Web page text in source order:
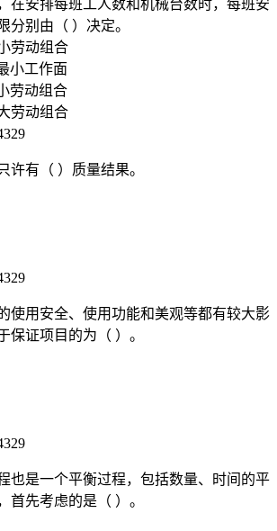
在安排每班工人数和机械台数时，每班安
分别由（ ）决定。
劳动组合
小工作面
劳动组合
劳动组合
许有（ ）质量结果。
使用安全、使用功能和美观等都有较大影
保证项目的为（ ）。
也是一个平衡过程，包括数量、时间的平
首先考虑的是（ ）。